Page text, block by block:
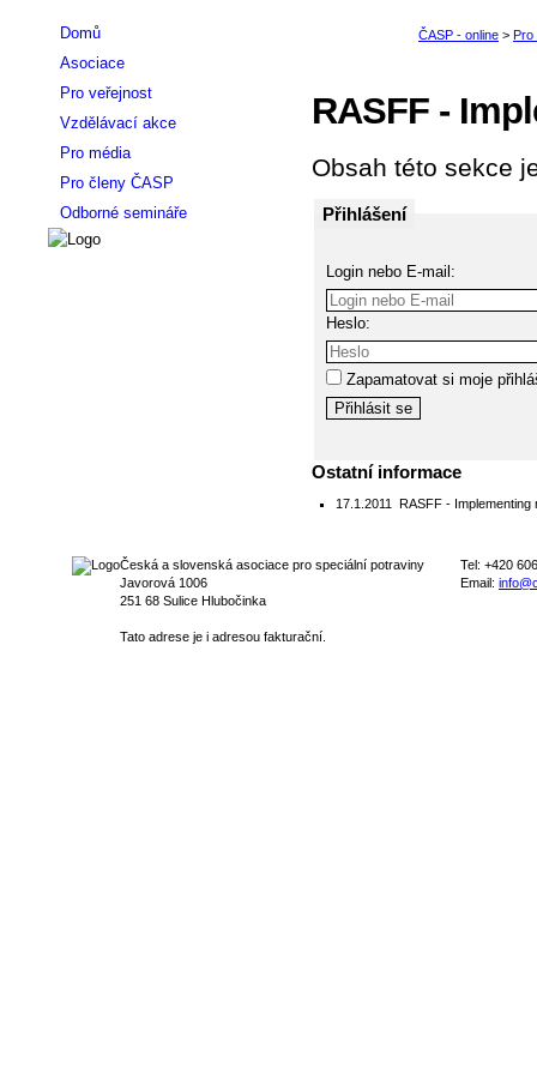
RASFF -
Obsah této sekce
Přihlášení
Login nebo E-mail:
Heslo:
Zapamatovat si moje
Ostatní informace
17.1.2011 RASFF - Implementing
Domů
Asociace
Pro veřejnost
Vzdělávací akce
Pro média
Pro členy ČASP
Odborné semináře
Česká a slovenská asociace pro speciální potraviny
Javorová 1006
251 68 Sulice Hlubočinka
Tato adrese je i adresou fakturační.
Tel: +420
Email: